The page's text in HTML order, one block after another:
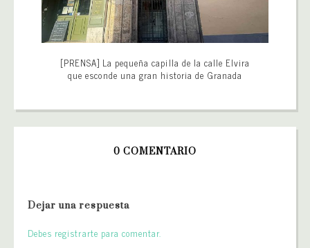
[PRENSA] La pequeña capilla de la calle Elvira
que esconde una gran historia de Granada
0 COMENTARIO
Dejar una respuesta
Debes registrarte para comentar.